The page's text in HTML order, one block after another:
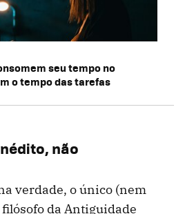
seu tempo no
o tempo das tarefas
não
verdade, o único (nem
da Antiguidade